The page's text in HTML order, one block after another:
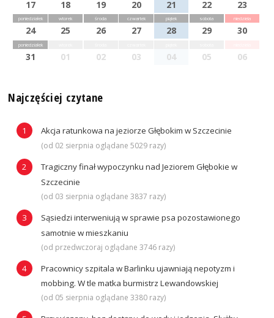
17 18 19 20 21 22 23
poniedziałek
24
wtorek
25
środa
26
czwartek
27
piątek
28
sobota
29
niedziela
30
poniedziałek
31 01 02 03 04 05 06
Najczęściej czytane
Akcja ratunkowa na jeziorze Głębokim w Szczecinie
(od 02 sierpnia oglądane 5029 razy)
Tragiczny finał wypoczynku nad Jeziorem Głębokie w
Szczecinie
(od 03 sierpnia oglądane 3837 razy)
Sąsiedzi interweniują w sprawie psa pozostawionego
samotnie w mieszkaniu
(od przedwczoraj oglądane 3746 razy)
Pracownicy szpitala w Barlinku ujawniają nepotyzm i
mobbing. W tle matka burmistrz Lewandowskiej
(od 05 sierpnia oglądane 3380 razy)